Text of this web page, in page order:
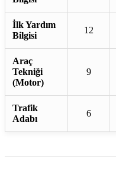
İlk Yardım
Bilgisi
12
Araç
Tekniği
(Motor)
9
Trafik
Adabı
6